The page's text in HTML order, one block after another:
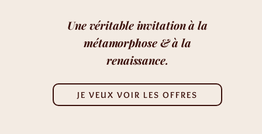
Une véritable invitation à la
métamorphose & à la
renaissance.
JE VEUX VOIR LES OFFRES